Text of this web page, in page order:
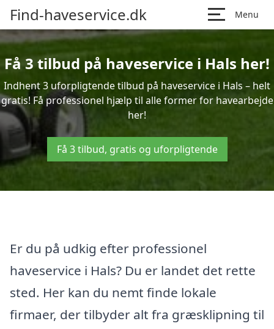
Find-haveservice.dk Menu
Få 3 tilbud på haveservice i Hals her!
Indhent 3 uforpligtende tilbud på haveservice i Hals – helt
gratis! Få professionel hjælp til alle former for havearbejde
her!
Få 3 tilbud, gratis og uforpligtende
Er du på udkig efter professionel
haveservice i Hals? Du er landet det rette
sted. Her kan du nemt finde lokale
firmaer, der tilbyder alt fra græsklipning til